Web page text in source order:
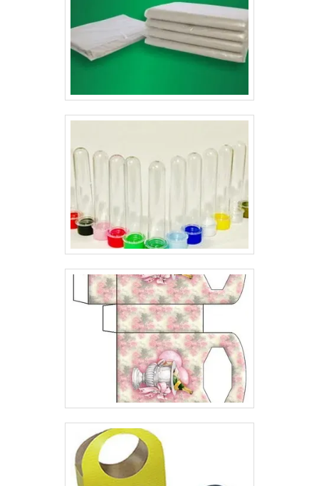
obtém um “efeito pele”, responsável pela derivação do
nome skin, que significa pele em inglês.Empresa com
profissionalismo e ética A Gráfica Lyons oferece
formatos personalizados para que as embalagens
passando a melhor impressão para as empresas e seus
clientes. As cartelas skin preço justo no mercado, são
produtos e são fabricadas com máquinas de última